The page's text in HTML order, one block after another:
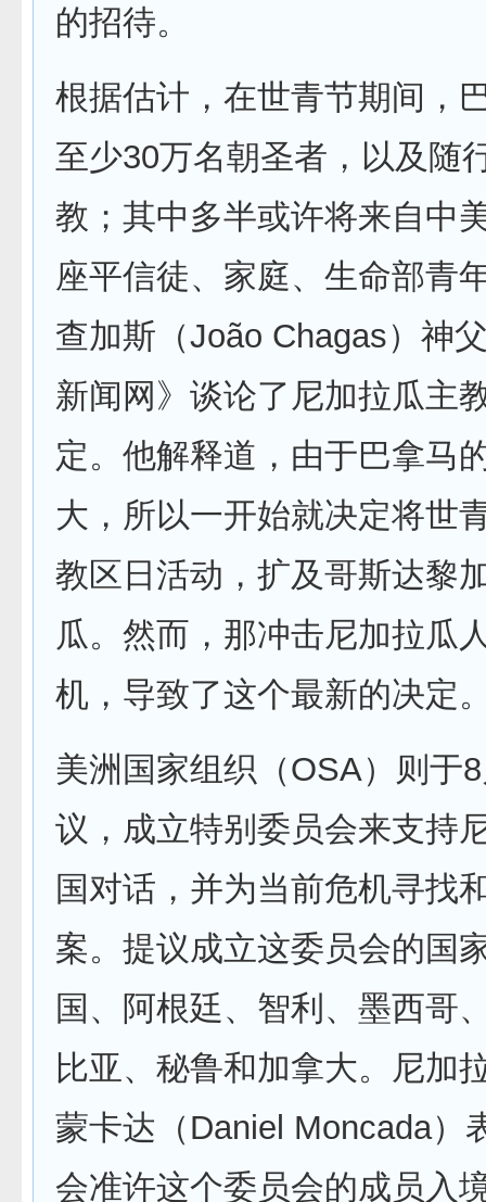
的招待。
根据估计，在世青节期间，
至少30万名朝圣者，以及随
教；其中多半或许将来自中
座平信徒、家庭、生命部青
查加斯（João Chagas）神
新闻网》谈论了尼加拉瓜主
定。他解释道，由于巴拿马
大，所以一开始就决定将世
教区日活动，扩及哥斯达黎
瓜。然而，那冲击尼加拉瓜
机，导致了这个最新的决定
美洲国家组织（OSA）则于
议，成立特别委员会来支持
国对话，并为当前危机寻找
案。提议成立这委员会的国
国、阿根廷、智利、墨西哥
比亚、秘鲁和加拿大。尼加
蒙卡达（Daniel Moncada）
会准许这个委员会的成员入